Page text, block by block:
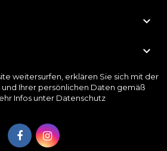


weitersurfen, erklären Sie sich mit der
Ihrer persönlichen Daten gemäß
Infos unter Datenschutz